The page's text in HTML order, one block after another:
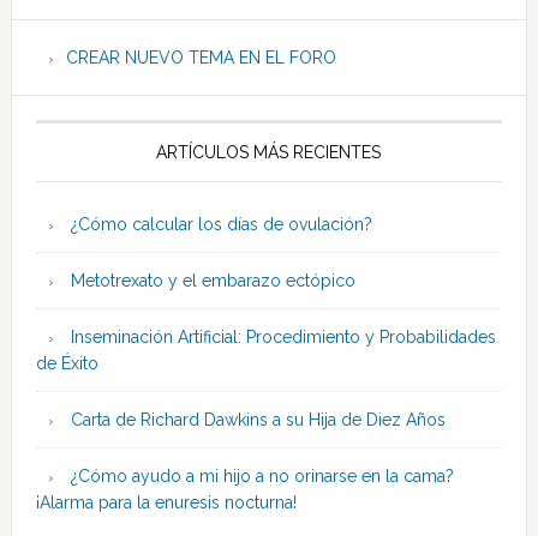
CREAR NUEVO TEMA EN EL FORO
ARTÍCULOS MÁS RECIENTES
¿Cómo calcular los días de ovulación?
Metotrexato y el embarazo ectópico
Inseminación Artificial: Procedimiento y Probabilidades
de Éxito
Carta de Richard Dawkins a su Hija de Diez Años
¿Cómo ayudo a mi hijo a no orinarse en la cama?
¡Alarma para la enuresis nocturna!